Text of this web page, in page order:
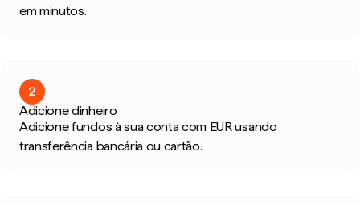
em minutos.
2
Adicione dinheiro
Adicione fundos à sua conta com EUR usando
transferência bancária ou cartão.